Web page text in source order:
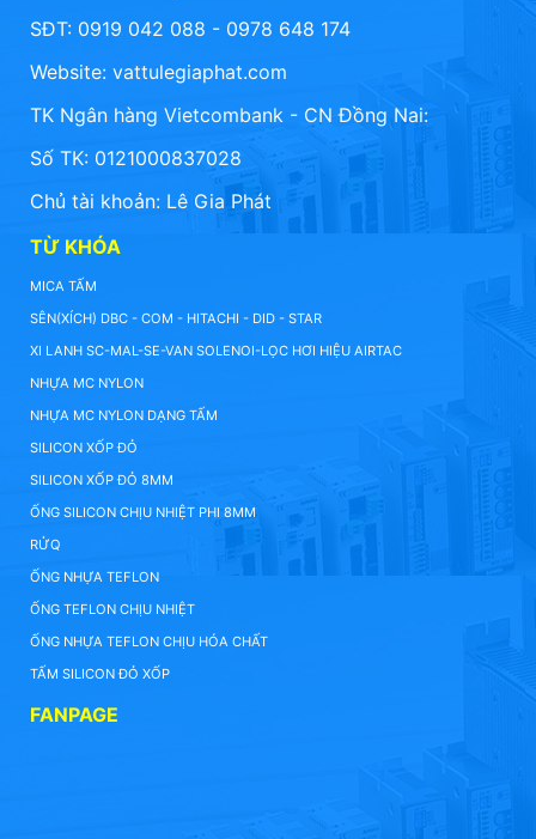
SĐT: 0919 042 088 - 0978 648 174
Website: vattulegiaphat.com
TK Ngân hàng Vietcombank - CN Đồng Nai:
Số TK: 0121000837028
Chủ tài khoản: Lê Gia Phát
TỪ KHÓA
MICA TẤM
SÊN(XÍCH) DBC - COM - HITACHI - DID - STAR
XI LANH SC-MAL-SE-VAN SOLENOI-LỌC HƠI HIỆU AIRTAC
NHỰA MC NYLON
NHỰA MC NYLON DẠNG TẤM
SILICON XỐP ĐỎ
SILICON XỐP ĐỎ 8MM
ỐNG SILICON CHỊU NHIỆT PHI 8MM
RỬQ
ỐNG NHỰA TEFLON
ỐNG TEFLON CHỊU NHIỆT
ỐNG NHỰA TEFLON CHỊU HÓA CHẤT
TẤM SILICON ĐỎ XỐP
FANPAGE